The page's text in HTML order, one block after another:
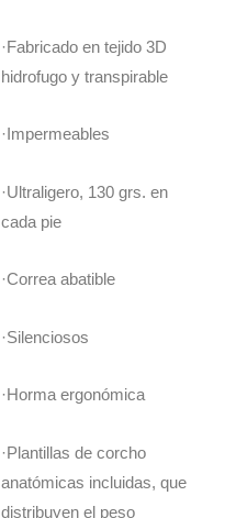
·Fabricado en tejido 3D
hidrofugo y transpirable
·Impermeables
·Ultraligero, 130 grs. en
cada pie
·Correa abatible
·Silenciosos
·Horma ergonómica
·Plantillas de corcho
anatómicas incluidas, que
distribuyen el peso